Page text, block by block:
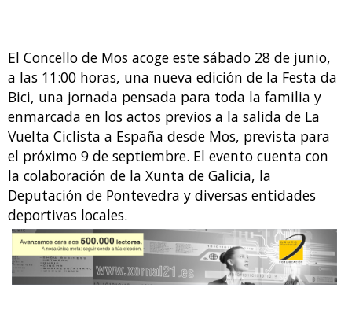
El Concello de Mos acoge este sábado 28 de junio,
a las 11:00 horas, una nueva edición de la Festa da
Bici, una jornada pensada para toda la familia y
enmarcada en los actos previos a la salida de La
Vuelta Ciclista a España desde Mos, prevista para
el próximo 9 de septiembre. El evento cuenta con
la colaboración de la Xunta de Galicia, la
Deputación de Pontevedra y diversas entidades
deportivas locales.